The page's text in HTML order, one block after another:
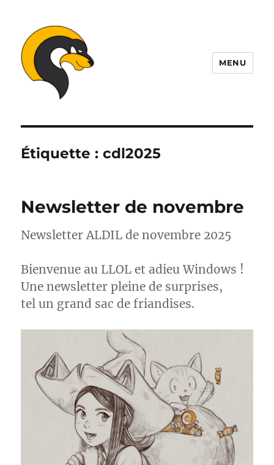
MENU
Étiquette :cdl2025
Newsletter de novembre
Newsletter ALDIL de novembre 2025
Bienvenue au LLOL et adieu Windows !
Une newsletter pleine de surprises,
tel un grand sac de friandises.